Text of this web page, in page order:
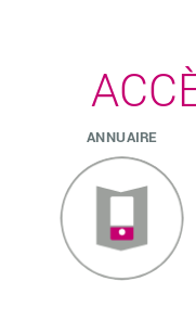
ANNUAIRE